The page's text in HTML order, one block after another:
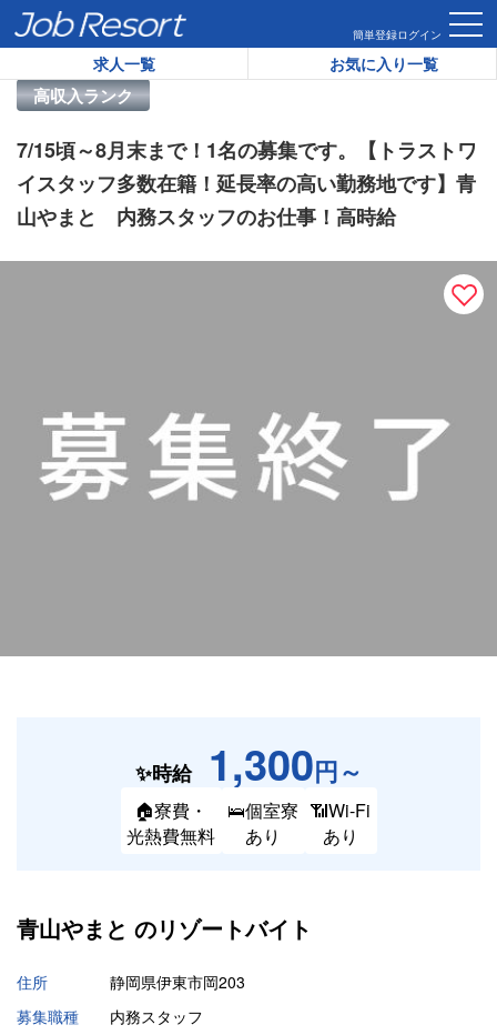
簡単登録ログイン
求人一覧 お気に入り一覧
HOME 求人一覧 7/15頃～8月末まで！1名の募集です。【ト
高収入ランク
リゾートバイト求人番号：
7/15頃～8月末まで！1名の募集です。【トラストワ
イスタッフ多数在籍！延長率の高い勤務地です】青
山やまと 内務スタッフのお仕事！高時給
✨時給 1,300円～
🏠寮費・
光熱費無料
🛌個室寮
あり
📶Wi-Fi
あり
青山やまと のリゾートバイト
住所
静岡県伊東市岡203
募集職種
内務スタッフ